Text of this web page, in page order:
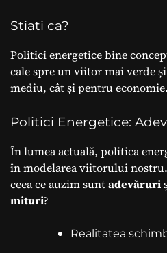
Stiati ca?
Politici energetice bine
cale spre un viitor mai verde
mediu, cât și pentru economie.
Politici Energetice:
În lumea actuală, politica
în modelarea viitorului
ceea ce auzim suntadevăruri
mituri?
Realitatea